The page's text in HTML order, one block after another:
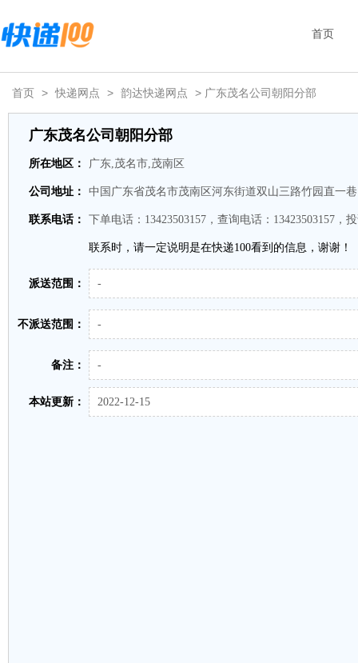
首页
首页 > 快递网点 > 韵达快递网点 > 广东茂名公司朝阳分部
广东茂名公司朝阳分部
所在地区： 广东,茂名市,茂南区
公司地址： 中国广东省茂名市茂南区河东街道双山三路竹园直一巷
联系电话： 下单电话：13423503157，查询电话：13423503157，
联系时，请一定说明是在快递100看到的信息，谢谢！
派送范围： -
不派送范围： -
备注： -
本站更新： 2022-12-15